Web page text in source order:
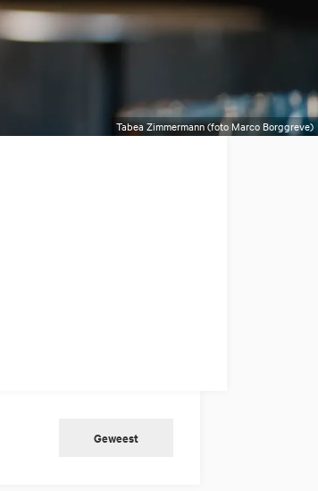
Tabea Zimmermann (foto Marco Borggreve)
Geweest